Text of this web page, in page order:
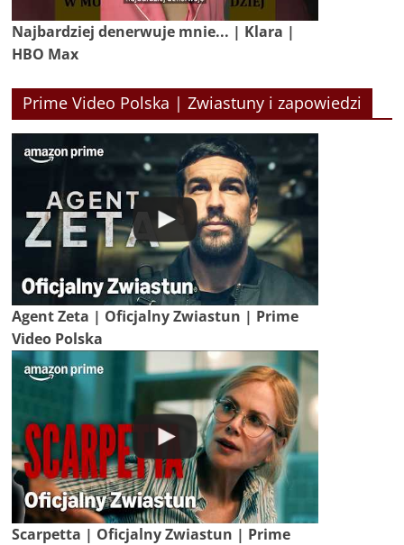
Najbardziej denerwuje mnie... | Klara |
HBO Max
Prime Video Polska | Zwiastuny i zapowiedzi
Agent Zeta | Oficjalny Zwiastun | Prime
Video Polska
Scarpetta | Oficjalny Zwiastun | Prime